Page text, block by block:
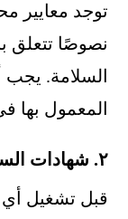
توجد معايير
نصوصًا تتعلق
السلامة. يجب
المعمول بها
٢. شهادات السلامة
قبل تشغيل